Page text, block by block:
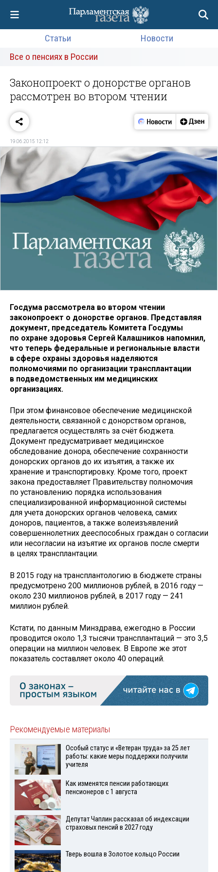
Статьи
Новости
Все о пенсиях в России
Законопроект о донорстве органов
рассмотрен во втором чтении
19.06.2015 12:12
Госдума рассмотрела во втором чтении
законопроект о донорстве органов. Представляя
документ, председатель Комитета Госдумы
по охране здоровья Сергей Калашников напомнил,
что теперь федеральные и региональные власти
в сфере охраны здоровья наделяются
полномочиями по организации трансплантации
в подведомственных им медицинских
организациях.
При этом финансовое обеспечение медицинской
деятельности, связанной с донорством органов,
предлагается осуществлять за счёт бюджета.
Документ предусматривает медицинское
обследование донора, обеспечение сохранности
донорских органов до их изъятия, а также их
хранение и транспортировку. Кроме того, проект
закона предоставляет Правительству полномочия
по установлению порядка использования
специализированной информационной системы
для учета донорских органов человека, самих
доноров, пациентов, а также волеизъявлений
совершеннолетних дееспособных граждан о согласии
или несогласии на изъятие их органов после смерти
в целях трансплантации.
В 2015 году на трансплантологию в бюджете страны
предусмотрено 200 миллионов рублей, в 2016 году —
около 230 миллионов рублей, в 2017 году — 241
миллион рублей.
Кстати, по данным Минздрава, ежегодно в России
проводится около 1,3 тысячи трансплантаций — это 3,5
операции на миллион человек. В Европе же этот
показатель составляет около 40 операций.
Рекомендуемые материалы
Особый статус и «Ветеран труда» за 25 лет
работы: какие меры поддержки получили
учителя
Как изменятся пенсии работающих
пенсионеров с 1 августа
Депутат Чаплин рассказал об индексации
страховых пенсий в 2027 году
Тверь вошла в Золотое кольцо России